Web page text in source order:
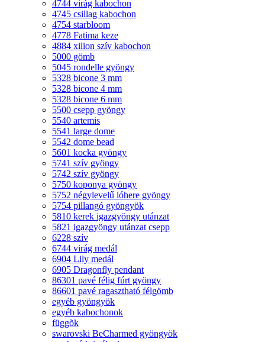
4744 virág kabochon
4745 csillag kabochon
4754 starbloom
4778 Fatima keze
4884 xilion szív kabochon
5000 gömb
5045 rondelle gyöngy
5328 bicone 3 mm
5328 bicone 4 mm
5328 bicone 6 mm
5500 csepp gyöngy
5540 artemis
5541 large dome
5542 dome bead
5601 kocka gyöngy
5741 szív gyöngy
5742 szív gyöngy
5750 koponya gyöngy
5752 négylevelű lóhere gyöngy
5754 pillangó gyöngyök
5810 kerek igazgyöngy utánzat
5821 igazgyöngy utánzat csepp
6228 szív
6744 virág medál
6904 Lily medál
6905 Dragonfly pendant
86301 pavé félig fúrt gyöngy
86601 pavé ragasztható félgömb
egyéb gyöngyök
egyéb kabochonok
függõk
swarovski BeCharmed gyöngyök